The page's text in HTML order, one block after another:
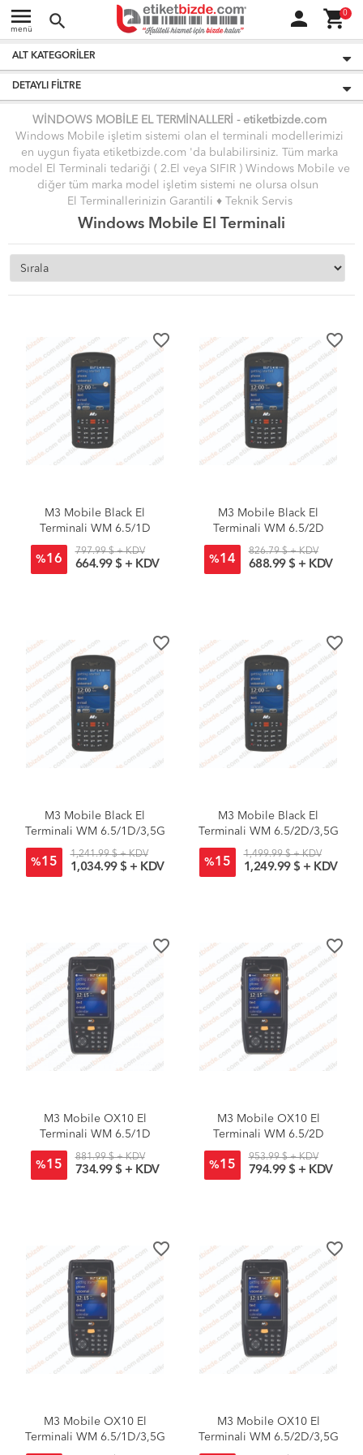
menu
menü search person shopping_cart0
ALT KATEGORILER
DETAYLI FILTRE
WİNDOWS MOBİLE EL TERMİNALLERİ -etiketbizde.com
Windows Mobile işletim sistemi olan el terminali modellerimizi
en uygun fiyata etiketbizde.com 'da bulabilirsiniz. Tüm marka
model El Terminali tedariği ( 2.El veya SIFIR ) Windows Mobile ve
diğer tüm marka model işletim sistemi ne olursa olsun
El Terminallerinizin Garantili ♦ Teknik Servis
Hizmetini vermekteyiz. Aşağıdaki sayfadan Windows
( 24 Ay Garantili El Terminalleri )
Windows Mobile El Terminali
favorite_border
M3 Mobile Black El
Terminali WM 6.5/1D
%16
797.99 $ + KDV
664.99 $ + KDV
favorite_border
M3 Mobile Black El
Terminali WM 6.5/2D
%14
826.79 $ + KDV
688.99 $ + KDV
favorite_border
M3 Mobile Black El
Terminali WM 6.5/1D/3,5G
%15
1,241.99 $ + KDV
1,034.99 $ + KDV
favorite_border
M3 Mobile Black El
Terminali WM 6.5/2D/3,5G
%15
1,499.99 $ + KDV
1,249.99 $ + KDV
favorite_border
M3 Mobile OX10 El
Terminali WM 6.5/1D
%15
881.99 $ + KDV
734.99 $ + KDV
favorite_border
M3 Mobile OX10 El
Terminali WM 6.5/2D
%15
953.99 $ + KDV
794.99 $ + KDV
favorite_border
M3 Mobile OX10 El
Terminali WM 6.5/1D/3,5G
favorite_border
M3 Mobile OX10 El
Terminali WM 6.5/2D/3,5G